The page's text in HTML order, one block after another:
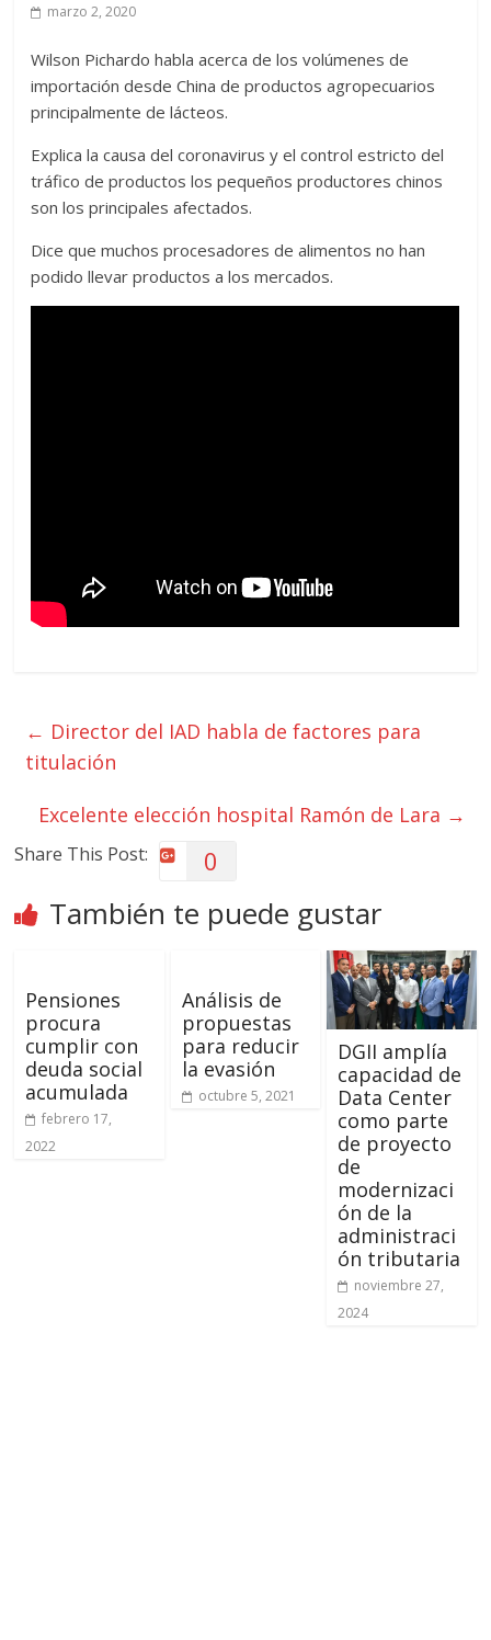
marzo 2, 2020
Wilson Pichardo habla acerca de los volúmenes de
importación desde China de productos agropecuarios
principalmente de lácteos.
Explica la causa del coronavirus y el control estricto del
tráfico de productos los pequeños productores chinos
son los principales afectados.
Dice que muchos procesadores de alimentos no han
podido llevar productos a los mercados.
← Director del IAD habla de factores para
titulación
Excelente elección hospital Ramón de Lara →
Share This Post: 0
También te puede gustar
Pensiones
procura
cumplir con
deuda social
acumulada
febrero 17,
2022
Análisis de
propuestas
para reducir
la evasión
octubre 5, 2021
DGII amplía
capacidad de
Data Center
como parte
de proyecto
de
modernizaci
ón de la
administraci
ón tributaria
noviembre 27,
2024